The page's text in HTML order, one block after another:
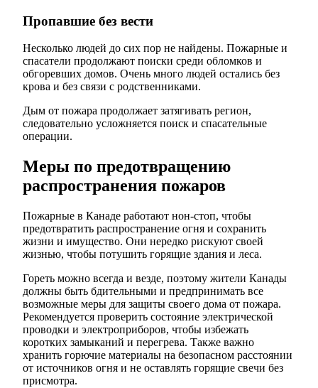
Пропавшие без вести
Несколько людей до сих пор не найдены. Пожарные и
спасатели продолжают поиски среди обломков и
обгоревших домов. Очень много людей остались без
крова и без связи с родственниками.
Дым от пожара продолжает затягивать регион,
следовательно усложняется поиск и спасательные
операции.
Меры по предотвращению
распространения пожаров
Пожарные в Канаде работают нон-стоп, чтобы
предотвратить распространение огня и сохранить
жизни и имущество. Они нередко рискуют своей
жизнью, чтобы потушить горящие здания и леса.
Гореть можно всегда и везде, поэтому жители Канады
должны быть бдительными и предпринимать все
возможные меры для защиты своего дома от пожара.
Рекомендуется проверить состояние электрической
проводки и электроприборов, чтобы избежать
коротких замыканий и перегрева. Также важно
хранить горючие материалы на безопасном расстоянии
от источников огня и не оставлять горящие свечи без
присмотра.